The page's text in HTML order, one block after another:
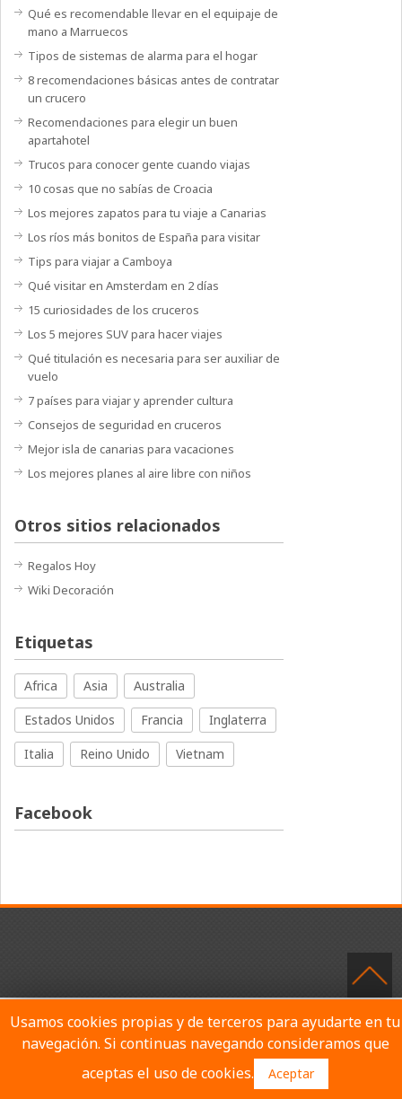
Qué es recomendable llevar en el equipaje de
mano a Marruecos
Tipos de sistemas de alarma para el hogar
8 recomendaciones básicas antes de contratar
un crucero
Recomendaciones para elegir un buen
apartahotel
Trucos para conocer gente cuando viajas
10 cosas que no sabías de Croacia
Los mejores zapatos para tu viaje a Canarias
Los ríos más bonitos de España para visitar
Tips para viajar a Camboya
Qué visitar en Amsterdam en 2 días
15 curiosidades de los cruceros
Los 5 mejores SUV para hacer viajes
Qué titulación es necesaria para ser auxiliar de
vuelo
7 países para viajar y aprender cultura
Consejos de seguridad en cruceros
Mejor isla de canarias para vacaciones
Los mejores planes al aire libre con niños
Otros sitios relacionados
Regalos Hoy
Wiki Decoración
Etiquetas
Africa Asia
Australia
Estados Unidos
Francia
Inglaterra
Italia
Reino Unido Vietnam
Facebook
Usamos cookies propias y de terceros para ayudarte en tu
navegación. Si continuas navegando consideramos que
aceptas el uso de cookies.
Aceptar